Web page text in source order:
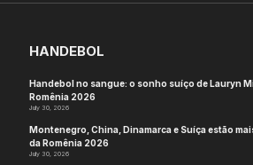
HANDEBOL
Handebol no sangue: o sonho suíço de Lauryn
Romênia 2026
July 30, 2026
Montenegro, China, Dinamarca e Suíça estão
da Romênia 2026
July 30, 2026